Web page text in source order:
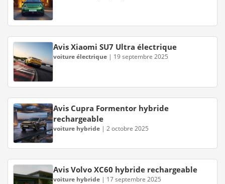
Avis Xiaomi SU7 Ultra électrique
voiture électrique | 19 septembre 2025
Avis Cupra Formentor hybride
rechargeable
voiture hybride | 2 octobre 2025
Avis Volvo XC60 hybride rechargeable
voiture hybride | 17 septembre 2025